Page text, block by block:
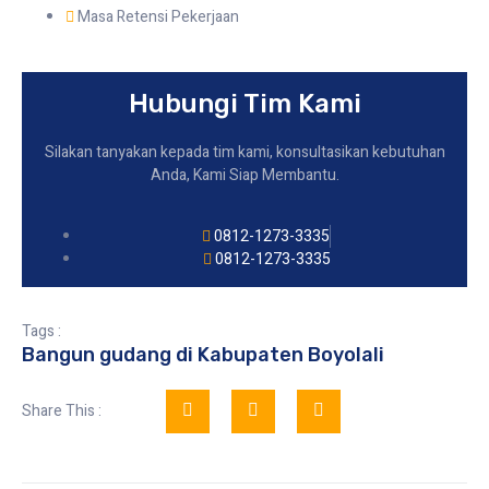
Masa Retensi Pekerjaan
Hubungi Tim Kami
Silakan tanyakan kepada tim kami, konsultasikan kebutuhan
Anda, Kami Siap Membantu.
0812-1273-3335
0812-1273-3335
Tags :
Bangun gudang di Kabupaten Boyolali
Share This :